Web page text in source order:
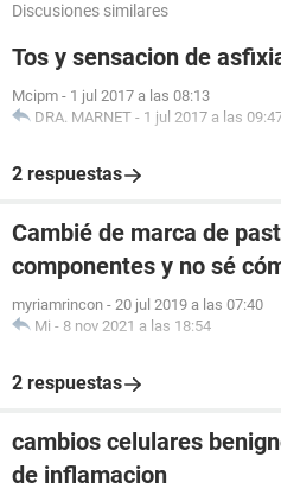
Discusiones similares
Tos y sensacion de
Mcipm - 1 jul 2017 a las 08:13
DRA. MARNET - 1 jul 2017 a las
2 respuestas
Cambié de marca de
componentes y no sé
myriamrincon - 20 jul 2019 a las 07:40
Mi - 8 nov 2021 a las 18:54
2 respuestas
cambios celulares
de inflamacion